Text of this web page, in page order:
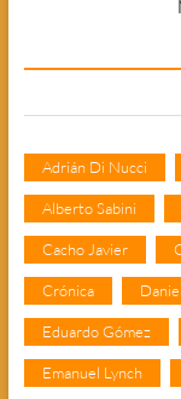
Adrián Di Nucci
Alberto Sabini
Cacho Javier
Crónica
Eduardo Gómez
Emanuel Lynch